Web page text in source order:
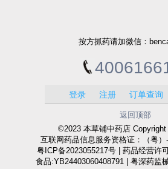
按方抓药请加微信：
登录 注册 订单查询
返回顶部
©2023 本草铺中药店
互联网药品信息服务资格证：（粤）
粤ICP备2023055217号 | 药品经营许
食品:YB24403060408791 | 粤深药监